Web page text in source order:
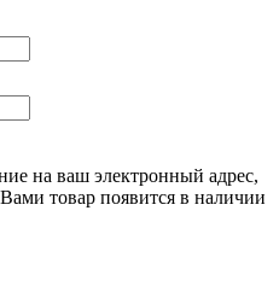
на ваш электронный адрес,
товар появится в наличии